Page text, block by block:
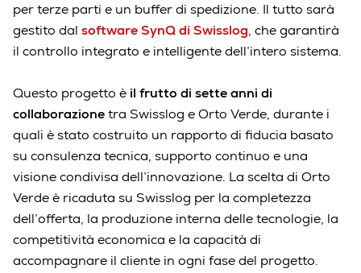
per terze parti e un buffer di spedizione. Il tutto sarà
gestito dal software SynQ di Swisslog, che garantirà
il controllo integrato e intelligente dell’intero sistema.
Questo progetto è il frutto di sette anni di
collaborazionetra Swisslog e Orto Verde, durante i
quali è stato costruito un rapporto di fiducia basato
su consulenza tecnica, supporto continuo e una
visione condivisa dell’innovazione. La scelta di Orto
Verde è ricaduta su Swisslog per la completezza
dell’offerta, la produzione interna delle tecnologie, la
competitività economica e la capacità di
accompagnare il cliente in ogni fase del progetto.